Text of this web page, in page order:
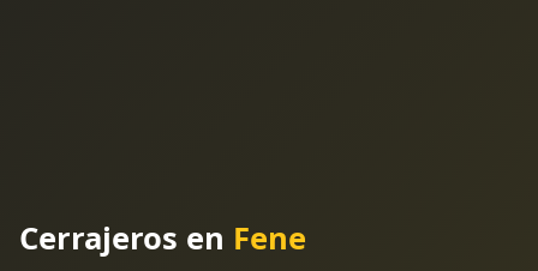
Cerrajeros en Fene